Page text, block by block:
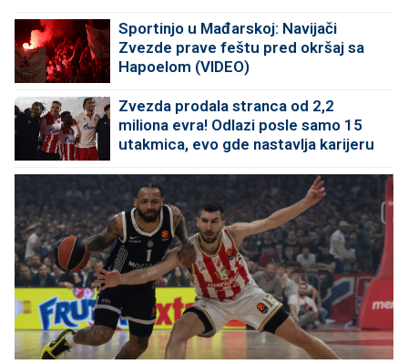
Sportinjo u Mađarskoj: Navijači
Zvezde prave feštu pred okršaj sa
Hapoelom (VIDEO)
Zvezda prodala stranca od 2,2
miliona evra! Odlazi posle samo 15
utakmica, evo gde nastavlja karijeru